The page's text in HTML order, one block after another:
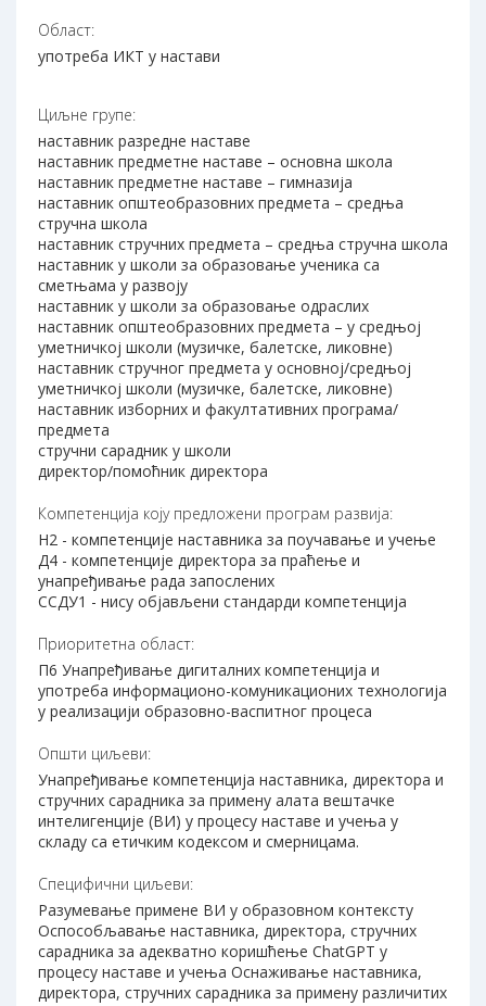
Област:
употреба ИКТ у настави
Циљне групе:
наставник разредне наставе
наставник предметне наставе – основна школа
наставник предметне наставе – гимназија
наставник општеобразовних предмета – средња
стручна школа
наставник стручних предмета – средња стручна школа
наставник у школи за образовање ученика са
сметњама у развоју
наставник у школи за образовање одраслих
наставник општеобразовних предмета – у средњој
уметничкој школи (музичке, балетске, ликовне)
наставник стручног предмета у основној/средњој
уметничкој школи (музичке, балетске, ликовне)
наставник изборних и факултативних програма/
предмета
стручни сарадник у школи
директор/помоћник директора
Компетенција коју предложени програм развија:
Н2 - компетенције наставника за поучавање и учење
Д4 - компетенције директора за праћење и
унапређивање рада запослених
ССДУ1 - нису објављени стандарди компетенција
Приоритетна област:
П6 Унапређивање дигиталних компетенција и
употреба информационо-комуникационих технологија
у реализацији образовно-васпитног процеса
Општи циљеви:
Унапређивање компетенција наставника, директора и
стручних сарадника за примену алата вештачке
интелигенције (ВИ) у процесу наставе и учења у
складу са етичким кодексом и смерницама.
Специфични циљеви:
Разумевање примене ВИ у образовном контексту
Оспособљавање наставника, директора, стручних
сарадника за адекватно коришћење ChatGPT у
процесу наставе и учења Оснаживање наставника,
директора, стручних сарадника за примену различитих